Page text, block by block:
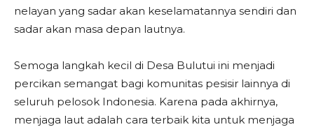
nelayan yang sadar akan keselamatannya sendiri dan
sadar akan masa depan lautnya.
Semoga langkah kecil di Desa Bulutui ini menjadi
percikan semangat bagi komunitas pesisir lainnya di
seluruh pelosok Indonesia. Karena pada akhirnya,
menjaga laut adalah cara terbaik kita untuk menjaga